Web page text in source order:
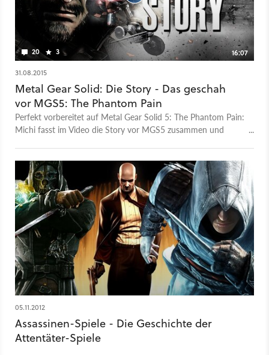
20 3
16:07
31.08.2015
Metal Gear Solid: Die Story - Das geschah
vor MGS5: The Phantom Pain
Perfekt vorbereitet auf Metal Gear Solid 5: The Phantom Pain:
Michi fasst im Video die Story vor MGS5 zusammen und
05.11.2012
Assassinen-Spiele - Die Geschichte der
Attentäter-Spiele